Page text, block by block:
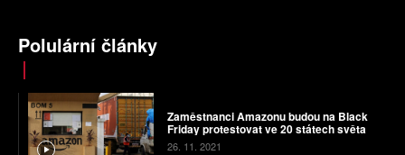
Polulární články
Zaměstnanci Amazonu budou na Black
Friday protestovat ve 20 státech světa
26. 11. 2021